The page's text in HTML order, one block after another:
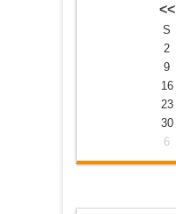
>>
S
2
9
16
23
30
6